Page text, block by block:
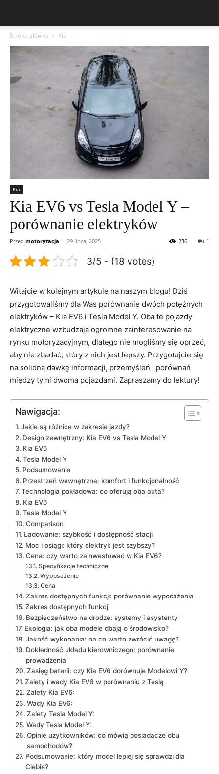
Strona główna Kia
Kia
Kia EV6 vs Tesla Model Y –
porównanie elektryków
Przez motoryzacja - 29 lipca, 2025 1
236
3/5 - (18 votes)
Witajcie​ w kolejnym artykule na naszym blogu! Dziś
przygotowaliśmy dla Was porównanie dwóch potężnych
elektryków – Kia EV6 i Tesla Model ⁣Y. Oba te ‌pojazdy
elektryczne ⁤wzbudzają ogromne zainteresowanie na
rynku motoryzacyjnym, dlatego nie mogliśmy się oprzeć,
aby nie zbadać, który z nich​ jest lepszy. Przygotujcie się
na solidną dawkę informacji, ⁣przemyśleń i porównań
między tymi dwoma pojazdami. Zapraszamy do lektury!
Nawigacja:
Jakie są różnice w zakresie jazdy?
Design zewnętrzny: Kia EV6 vs Tesla Model Y
Kia EV6
Tesla Model Y
Podsumowanie
Przestrzeń wewnętrzna: komfort⁣ i funkcjonalność
Technologia pokładowa: co oferują oba auta?
Kia EV6
Tesla Model⁢ Y
Comparison
Ładowanie: szybkość i dostępność ⁢stacji
Moc i osiągi: który elektryk jest szybszy?
Cena: czy warto zainwestować w Kia EV6?
Specyfikacje techniczne
Wyposażenie
Cena
Zakres dostępnych funkcji: porównanie wyposażenia
Zakres dostępnych funkcji
Bezpieczeństwo na ⁢drodze: systemy ‍i asystenty
Ekologia: jak oba modele dbają o środowisko?
Jakość wykonania: na co warto zwrócić uwagę?
Dokładność ‌układu kierowniczego: porównanie
prowadzenia
Zasięg baterii: czy Kia EV6 dorównuje Modelowi Y?
Zalety i​ wady Kia EV6 w porównaniu z Teslą
Zalety Kia EV6:
Wady Kia EV6:
Zalety Tesla Model Y:
Wady Tesla Model Y:
Opinie użytkowników: co mówią ⁣posiadacze obu
samochodów?
Podsumowanie: który model lepiej się sprawdzi dla
Ciebie?